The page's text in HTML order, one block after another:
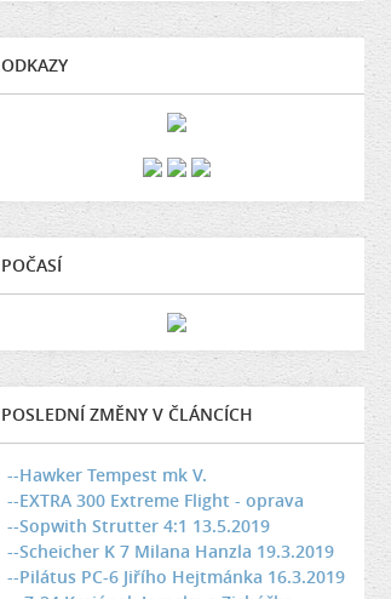
ODKAZY
POČASÍ
POSLEDNÍ ZMĚNY V ČLÁNCÍCH
--Hawker Tempest mk V.
--EXTRA 300 Extreme Flight - oprava
--Sopwith Strutter 4:1 13.5.2019
--Scheicher K 7 Milana Hanzla 19.3.2019
--Pilátus PC-6 Jiřího Hejtmánka 16.3.2019